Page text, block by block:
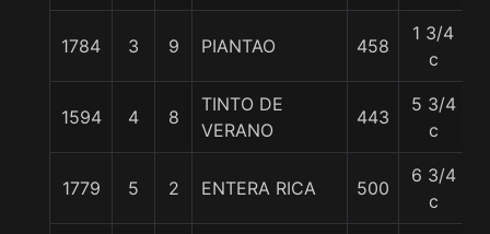
1784 3 9 PIANTAO 458
1 3/4
c
1594 4 8
TINTO DE
VERANO
443
5 3/4
c
1779 5 2 ENTERA RICA 500
6 3/4
c